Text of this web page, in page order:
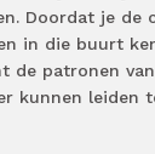
Doordat je de
in die buurt
de patronen
kunnen leiden